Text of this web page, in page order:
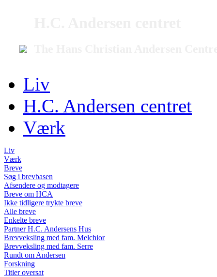
Liv
H.C. Andersen centret
Værk
Liv
Værk
Breve
Søg i brevbasen
Afsendere og modtagere
Breve om HCA
Ikke tidligere trykte breve
Alle breve
Enkelte breve
Partner H.C. Andersens Hus
Brevveksling med fam. Melchior
Brevveksling med fam. Serre
Rundt om Andersen
Forskning
Titler oversat